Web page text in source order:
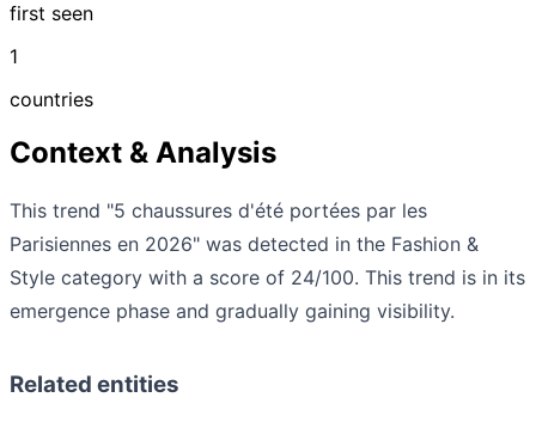
first seen
1
countries
Context & Analysis
This trend "5 chaussures d'été portées par les
Parisiennes en 2026" was detected in the Fashion &
Style category with a score of 24/100. This trend is in its
emergence phase and gradually gaining visibility.
Related entities